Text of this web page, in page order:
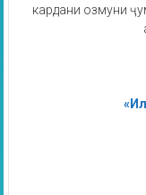
кардани озмуни